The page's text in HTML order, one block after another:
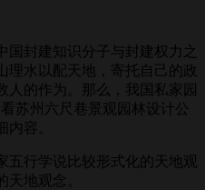
封建知识分子与封建权力之
理水以配天地，寄托自己的政
人的作为。那么，我国私家园
苏州六尺巷景观园林设计公
容。
行学说比较形式化的天地观
地观念。